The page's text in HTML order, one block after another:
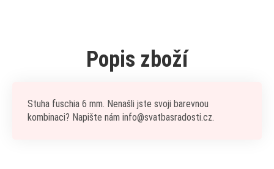
Popis zboží
Stuha fuschia 6 mm. Nenašli jste svoji barevnou
kombinaci? Napište nám info@svatbasradosti.cz.